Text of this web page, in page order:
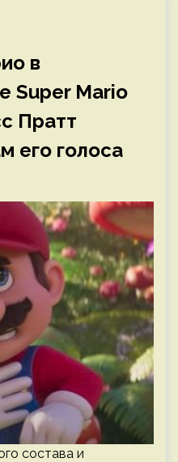
в
Super Mario
Пратт
его голоса
состава и